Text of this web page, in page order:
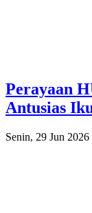
Perayaan
Antusias
Senin, 29 Jun